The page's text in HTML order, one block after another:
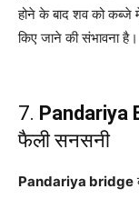
होने के बाद शव को कब्जे
किए जाने की संभावना है।
7. Pandariya
फैली सनसनी
Pandariya bridge